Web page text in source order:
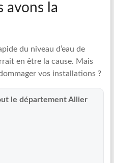
avons la
du niveau d’eau de
en être la cause. Mais
vos installations ?
le département Allier